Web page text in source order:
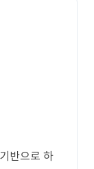
반으로 하